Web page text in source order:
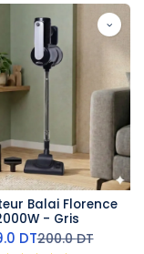
Balai Florence
- Gris
DT200.0DT